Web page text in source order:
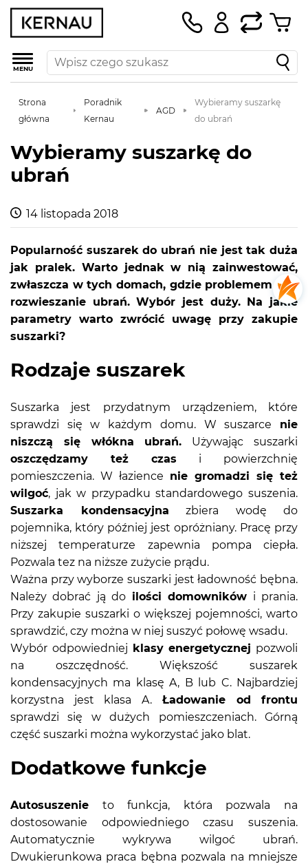
MENU
Strona
główna
Poradnik
Kernau
AGD
Wybieramy suszarkę
do ubrań
Wybieramy suszarkę do
ubrań
14 listopada 2018
Popularność suszarek do ubrań nie jest tak duża
jak pralek. Warto jednak w nią zainwestować,
zwłaszcza w tych domach, gdzie problemem jest
rozwieszanie ubrań. Wybór jest duży. Na jakie
parametry warto zwrócić uwagę przy zakupie
suszarki?
Rodzaje suszarek
Suszarka jest przydatnym urządzeniem, które
sprawdzi się w każdym domu. W suszarce nie
niszczą się włókna ubrań. Używając suszarki
oszczędzamy też czas i powierzchnię
pomieszczenia. W łazience nie gromadzi się też
wilgoć, jak w przypadku standardowego suszenia.
Suszarka kondensacyjna zbiera wodę do
pojemnika, który później jest opróżniany. Pracę przy
niższej temperaturze zapewnia pompa ciepła.
Pozwala tez na niższe zużycie prądu.
Ważna przy wyborze suszarki jest ładowność bębna.
Należy dobrać ją doilości domowników i prania.
Przy zakupie suszarki o większej pojemności, warto
sprawdzić, czy można w niej suszyć połowę wsadu.
Wybór odpowiedniej klasy energetycznej pozwoli
na oszczędność. Większość suszarek
kondensacyjnych ma klasę A, B lub C. Najbardziej
korzystna jest klasa A.Ładowanie od frontu
sprawdzi się w dużych pomieszczeniach. Górną
część suszarki można wykorzystać jako blat.
Dodatkowe funkcje
Autosuszenie to funkcja, która pozwala na
dostosowanie odpowiedniego czasu suszenia.
Automatycznie wykrywa wilgoć ubrań.
Dwukierunkowa praca bębna pozwala na mniejsze